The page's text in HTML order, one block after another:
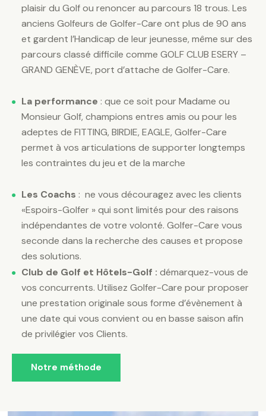
plaisir du Golf ou renoncer au parcours 18 trous. Les
anciens Golfeurs de Golfer-Care ont plus de 90 ans
et gardent l’Handicap de leur jeunesse, même sur des
parcours classé difficile comme GOLF CLUB ESERY –
GRAND GENÈVE, port d’attache de Golfer-Care.
La performance : que ce soit pour Madame ou
Monsieur Golf, champions entres amis ou pour les
adeptes de FITTING, BIRDIE, EAGLE, Golfer-Care
permet à vos articulations de supporter longtemps
les contraintes du jeu et de la marche
Les Coachs : ne vous découragez avec les clients
«Espoirs-Golfer » qui sont limités pour des raisons
indépendantes de votre volonté. Golfer-Care vous
seconde dans la recherche des causes et propose
des solutions.
Club de Golf et Hôtels-Golf : démarquez-vous de
vos concurrents. Utilisez Golfer-Care pour proposer
une prestation originale sous forme d’évènement à
une date qui vous convient ou en basse saison afin
de privilégier vos Clients.
Notre méthode